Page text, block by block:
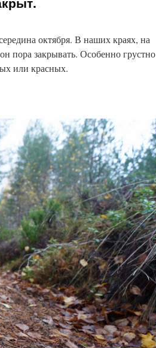
октября. В наших краях, на
пора закрывать. Особенно грустно
или красных.